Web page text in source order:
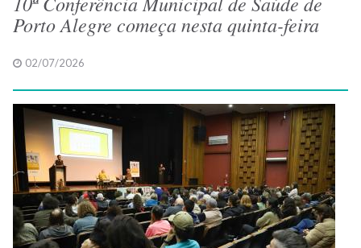
Porto Alegre começa nesta quinta-feira
02/07/2026